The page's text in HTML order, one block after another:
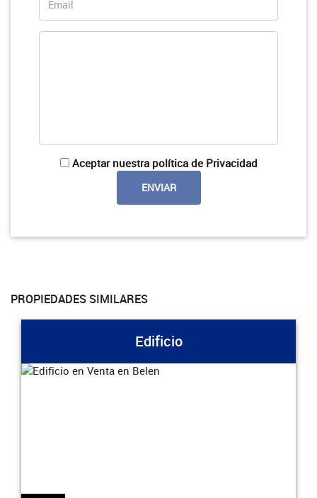
Aceptar nuestra política de Privacidad
PROPIEDADES SIMILARES
Edificio